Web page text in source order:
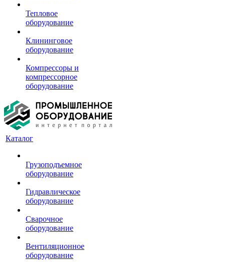
Тепловое
оборудование
Клининговое
оборудование
Компрессоры и
компрессорное
оборудование
Каталог
Грузоподъемное
оборудование
Гидравлическое
оборудование
Сварочное
оборудование
Вентиляционное
оборудование